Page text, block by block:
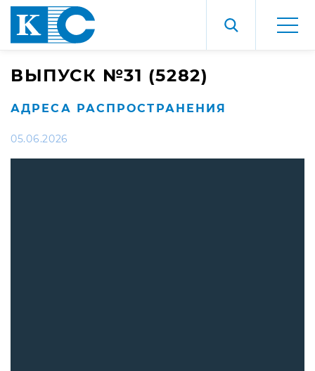
ВЫПУСК №31 (5282)
АДРЕСА РАСПРОСТРАНЕНИЯ
05.06.2026